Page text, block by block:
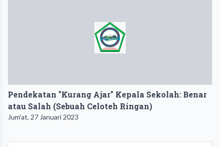
Pendekatan "Kurang Ajar" Kepala Sekolah: Benar
atau Salah (Sebuah Celoteh Ringan)
Jum'at, 27 Januari 2023